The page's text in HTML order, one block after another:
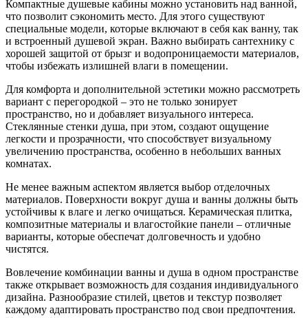
Компактные душевые кабины можно установить над ванной,
что позволит сэкономить место. Для этого существуют
специальные модели, которые включают в себя как ванну, так
и встроенный душевой экран. Важно выбирать сантехнику с
хорошей защитой от брызг и водопроницаемости материалов,
чтобы избежать излишней влаги в помещении.
Для комфорта и дополнительной эстетики можно рассмотреть
вариант с перегородкой – это не только зонирует
пространство, но и добавляет визуального интереса.
Стеклянные стенки душа, при этом, создают ощущение
легкости и прозрачности, что способствует визуальному
увеличению пространства, особенно в небольших ванных
комнатах.
Не менее важным аспектом является выбор отделочных
материалов. Поверхности вокруг душа и ванны должны быть
устойчивы к влаге и легко очищаться. Керамическая плитка,
композитные материалы и влагостойкие панели – отличные
варианты, которые обеспечат долговечность и удобно
чистятся.
Вовлечение комбинации ванны и душа в одном пространстве
также открывает возможность для создания индивидуального
дизайна. Разнообразие стилей, цветов и текстур позволяет
каждому адаптировать пространство под свои предпочтения.